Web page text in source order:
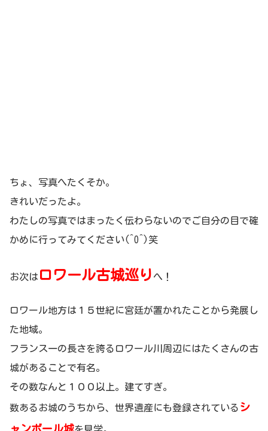
ちょ、写真へたくそか。
きれいだったよ。
わたしの写真ではまったく伝わらないのでご自分の目で確
かめに行ってみてください(^O^)笑
お次は ロワール古城巡り へ！
ロワール地方は１５世紀に宮廷が置かれたことから発展し
た地域。
フランス一の長さを誇るロワール川周辺にはたくさんの古
城があることで有名。
その数なんと１００以上。建てすぎ。
数あるお城のうちから、世界遺産にも登録されている シ
ャンボール城